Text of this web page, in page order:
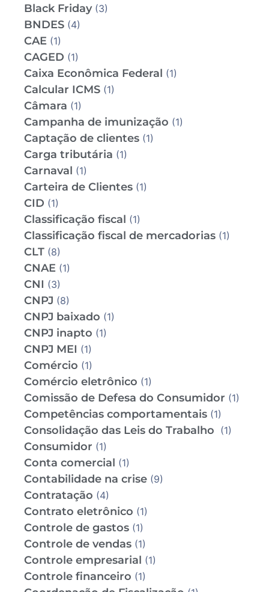
Black Friday(3)
BNDES (4)
CAE (1)
CAGED (1)
Caixa Econômica Federal (1)
Calcular ICMS (1)
Câmara (1)
Campanha de imunização (1)
Captação de clientes (1)
Carga tributária (1)
Carnaval (1)
Carteira de Clientes (1)
CID (1)
Classificação fiscal (1)
Classificação fiscal de mercadorias (1)
CLT (8)
CNAE (1)
CNI (3)
CNPJ (8)
CNPJ baixado (1)
CNPJ inapto (1)
CNPJ MEI (1)
Comércio (1)
Comércio eletrônico (1)
Comissão de Defesa do Consumidor (1)
Competências comportamentais (1)
Consolidação das Leis do Trabalho (1)
Consumidor (1)
Conta comercial (1)
Contabilidade na crise (9)
Contratação (4)
Contrato eletrônico (1)
Controle de gastos (1)
Controle de vendas (1)
Controle empresarial (1)
Controle financeiro (1)